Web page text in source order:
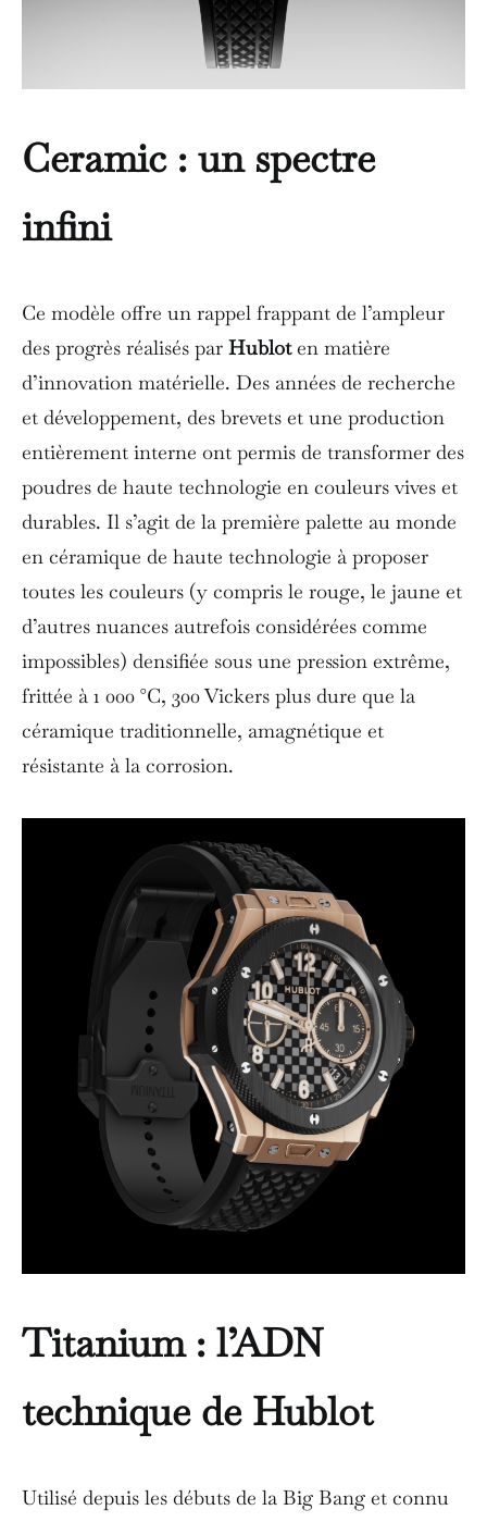
Ceramic : un spectre
infini
Ce modèle offre un rappel frappant de l’ampleur
des progrès réalisés par Hubloten matière
d’innovation matérielle. Des années de recherche
et développement, des brevets et une production
entièrement interne ont permis de transformer des
poudres de haute technologie en couleurs vives et
durables. Il s’agit de la première palette au monde
en céramique de haute technologie à proposer
toutes les couleurs (y compris le rouge, le jaune et
d’autres nuances autrefois considérées comme
impossibles) densifiée sous une pression extrême,
frittée à 1 000 °C, 300 Vickers plus dure que la
céramique traditionnelle, amagnétique et
résistante à la corrosion.
Titanium : l’ADN
technique de Hublot
Utilisé depuis les débuts de la Big Bang et connu